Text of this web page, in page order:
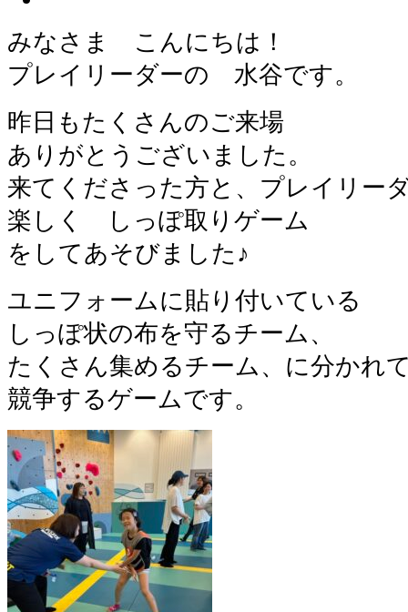
みなさま こんにちは！
プレイリーダーの 水谷です。
昨日もたくさんのご来場
ありがとうございました。
来てくださった方と、プレイリー
楽しく しっぽ取りゲーム
をしてあそびました♪
ユニフォームに貼り付いている
しっぽ状の布を守るチーム、
たくさん集めるチーム、に分かれ
競争するゲームです。